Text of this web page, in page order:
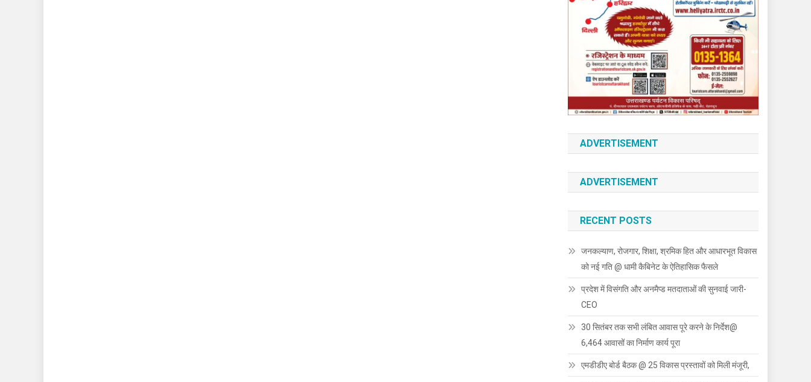
ADVERTISEMENT
ADVERTISEMENT
RECENT POSTS
जनकल्याण, रोजगार, शिक्षा, श्रमिक हित और आधारभूत विकास
को नई गति @ धामी कैबिनेट के ऐतिहासिक फैसले
प्रदेश में विसंगति और अनमैप्ड मतदाताओं की सुनवाई जारी-
CEO
30 सितंबर तक सभी लंबित आवास पूरे करने के निर्देश@
6,464 आवासों का निर्माण कार्य पूरा
एमडीडीए बोर्ड बैठक @ 25 विकास प्रस्तावों को मिली मंजूरी,